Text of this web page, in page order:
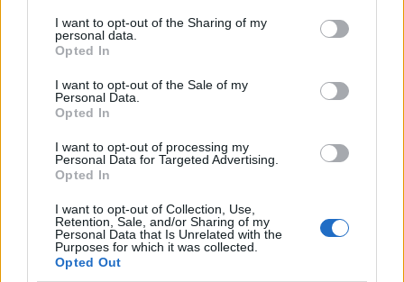
not limited to your visit or usage behaviour. You may click to
grant or deny consent to Google and its third-party tags to
use your data for below specified purposes in below Google
consent section.
I want to opt-out of the Sharing of my
personal data.
Opted In
I want to opt-out of the Sale of my
Personal Data.
Opted In
I want to opt-out of processing my
Personal Data for Targeted Advertising.
Opted In
I want to opt-out of Collection, Use,
Retention, Sale, and/or Sharing of my
Personal Data that Is Unrelated with the
Purposes for which it was collected.
Opted Out
Top 10
Harminc éves fotók
1981